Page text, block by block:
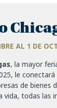
AL 1 DE
, la mayor
le
de bienes
vida, todas las